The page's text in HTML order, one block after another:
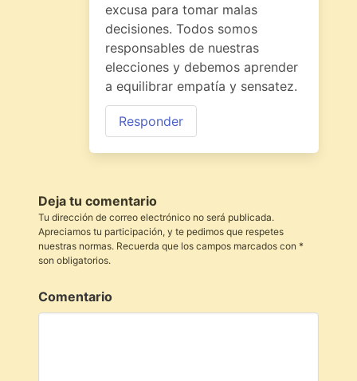
excusa para tomar malas
decisiones. Todos somos
responsables de nuestras
elecciones y debemos aprender
a equilibrar empatía y sensatez.
Responder
Deja tu comentario
Tu dirección de correo electrónico no será publicada.
Apreciamos tu participación, y te pedimos que respetes
nuestras normas. Recuerda que los campos marcados con *
son obligatorios.
Comentario